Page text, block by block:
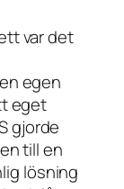
var det
egen
eget
gjorde
till en
lösning